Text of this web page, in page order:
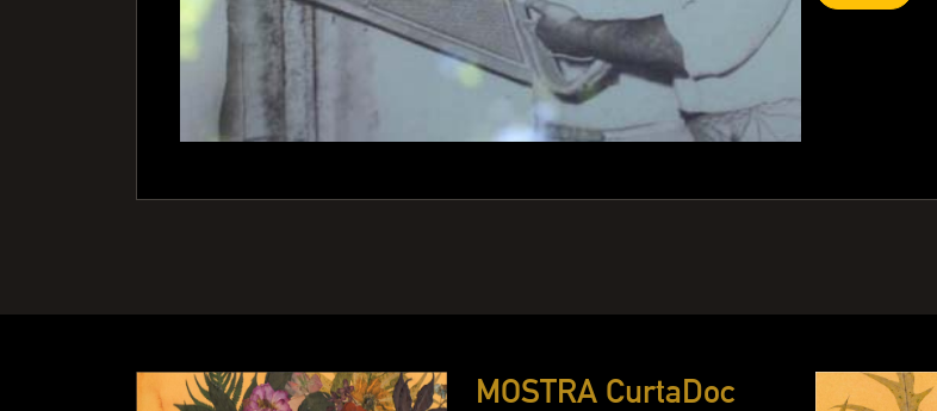
MOSTRA CurtaDoc